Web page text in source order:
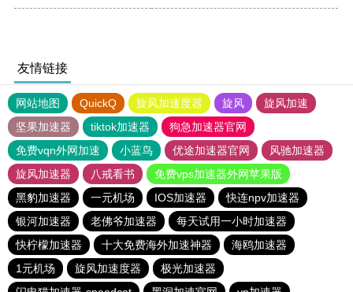
友情链接
网站地图 QuickQ 旋风加速度器 旋风
旋风加速
坚果加速器
tiktok加速器
狗急加速器官网
免费vqn外网加速
小蓝鸟 优途加速器官网
风驰加速器
旋风加速器
八戒看书
免费vps加速器外网苹果版
黑豹加速器
一元机场 IOS加速器
快连npv加速器
银河加速器
老佛爷加速器
每天试用一小时加速器
快柠檬加速器
十大免费海外加速神器
海鸥加速器
1元机场
旋风加速度器
极光加速器